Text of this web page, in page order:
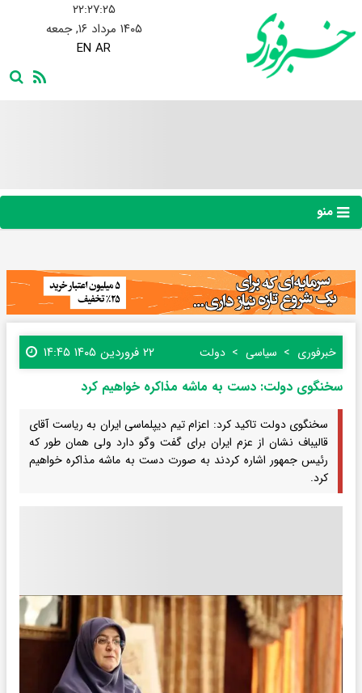
۲۲:۲۷:۲۶
۱۴۰۵ مرداد ۱۶, جمعه
EN AR
منو
خبرفوری سیاسی دولت ۲۲ فروردین ۱۴۰۵ ۱۴:۴۵
سخنگوی دولت: دست به ماشه مذاکره خواهیم کرد
سخنگوی دولت تاکید کرد: اعزام تیم دیپلماسی ایران به ریاست آقای
قالیباف نشان از عزم ایران برای گفت وگو دارد ولی همان طور که
رئیس جمهور اشاره کردند به صورت دست به ماشه مذاکره خواهیم
کرد.